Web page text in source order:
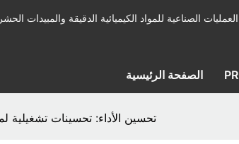
الصناعية للمواد الكيميائية الدقيقة والمبيدات
الصفحة الرئيسية
تحسين الأداء: تحسينات